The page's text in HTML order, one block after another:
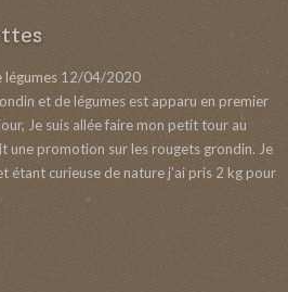
légumes 12/04/2020
et de légumes est apparu en premier
Je suis allée faire mon petit tour au
une promotion sur les rougets grondin. Je
étant curieuse de nature j’ai pris 2 kg pour